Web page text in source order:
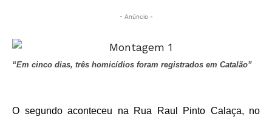
- Anúncio -
“Em cinco dias, três homicídios foram registrados em Catalão”
O segundo aconteceu na Rua Raul Pinto Calaça, no